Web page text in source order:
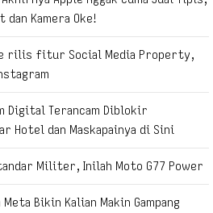
Kamera Oke!
rilis fitur Social Media Property,
Terancam Diblokir
Hotel dan Maskapainya di Sini
Militer, Inilah Moto G77 Power
Bikin Kalian Makin Gampang